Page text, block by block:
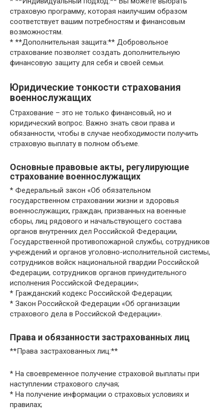
страховую программу, которая наилучшим образом
соответствует вашим потребностям и финансовым
возможностям.
* **Дополнительная защита:** Добровольное
страхование позволяет создать дополнительную
финансовую защиту для себя и своей семьи.
Юридические тонкости страхования
военнослужащих
Страхование – это не только финансовый, но и
юридический вопрос. Важно знать свои права и
обязанности, чтобы в случае необходимости получить
страховую выплату в полном объеме.
Основные правовые акты, регулирующие
страхование военнослужащих
* Федеральный закон «Об обязательном
государственном страховании жизни и здоровья
военнослужащих, граждан, призванных на военные
сборы, лиц рядового и начальствующего состава
органов внутренних дел Российской Федерации,
Государственной противопожарной службы, сотрудников
учреждений и органов уголовно-исполнительной системы,
сотрудников войск национальной гвардии Российской
Федерации, сотрудников органов принудительного
исполнения Российской Федерации»;
* Гражданский кодекс Российской Федерации;
* Закон Российской Федерации «Об организации
страхового дела в Российской Федерации».
Права и обязанности застрахованных лиц
**Права застрахованных лиц:**
* На своевременное получение страховой выплаты при
наступлении страхового случая;
* На получение информации о страховых условиях и
правилах;